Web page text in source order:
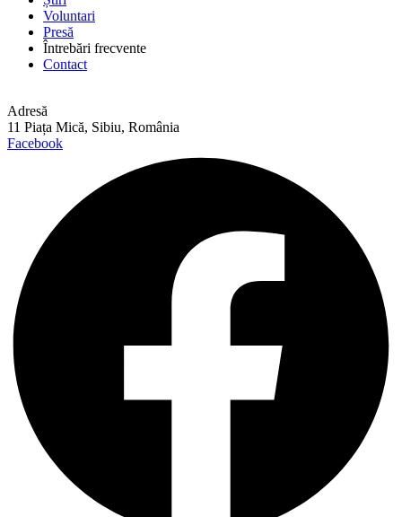
Voluntari
Presă
Întrebări frecvente
Contact
Adresă
11 Piața Mică, Sibiu, România
Facebook